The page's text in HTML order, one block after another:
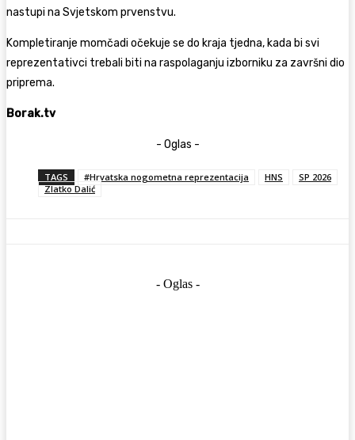
nastupi na Svjetskom prvenstvu.
Kompletiranje momčadi očekuje se do kraja tjedna, kada bi svi
reprezentativci trebali biti na raspolaganju izborniku za završni dio
priprema.
Borak.tv
- Oglas -
TAGS #Hrvatska nogometna reprezentacija HNS
SP 2026
Zlatko Dalić
- Oglas -